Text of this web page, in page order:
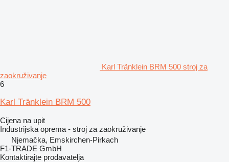
Karl Tränklein BRM 500 stroj za
zaokruživanje
6
Karl Tränklein BRM 500
Cijena na upit
Industrijska oprema - stroj za zaokruživanje
Njemačka, Emskirchen-Pirkach
F1-TRADE GmbH
Kontaktirajte prodavatelja